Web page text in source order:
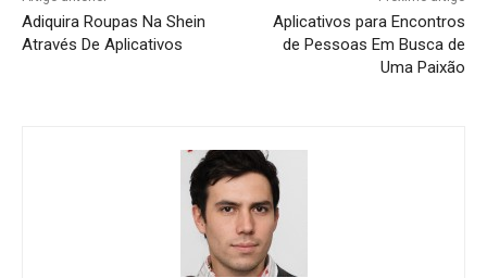
Adiquira Roupas Na Shein
Através De Aplicativos
Aplicativos para Encontros
de Pessoas Em Busca de
Uma Paixão